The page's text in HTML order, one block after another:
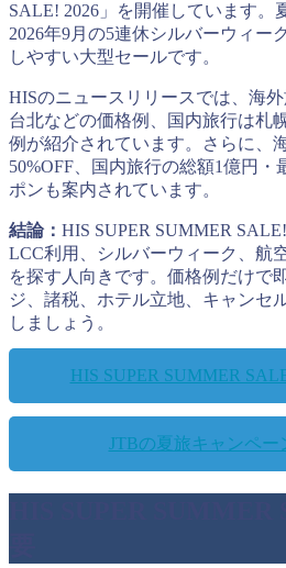
SALE! 2026」を開催しています。
2026年9月の5連休シルバーウィー
しやすい大型セールです。
HISのニュースリリースでは、海外
台北などの価格例、国内旅行は札
例が紹介されています。さらに、
50%OFF、国内旅行の総額1億円・
ポンも案内されています。
結論： HIS SUPER SUMMER
LCC利用、シルバーウィーク、航
を探す人向きです。価格例だけで
ジ、諸税、ホテル立地、キャンセ
しましょう。
HIS SUPER SUMMER
JTBの夏旅キャンペー